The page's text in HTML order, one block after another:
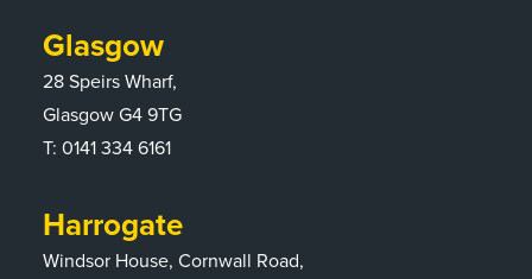
Glasgow
28 Speirs Wharf,
Glasgow G4 9TG
T: 0141 334 6161
Harrogate
Windsor House, Cornwall Road,